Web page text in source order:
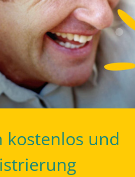
kostenlos und